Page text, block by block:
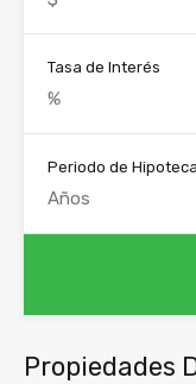
Tasa de Interés
Periodo de Hipoteca
Propiedades